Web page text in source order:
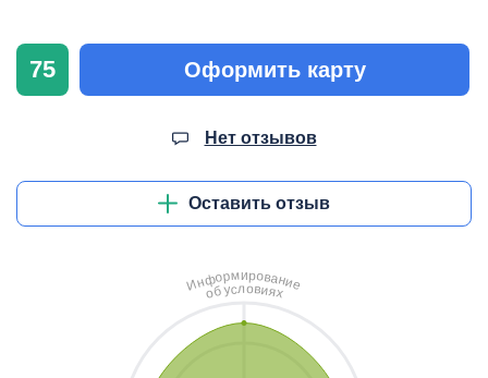
75 Оформить карту
Нет отзывов
Оставить отзыв
Информирование
обусловиях